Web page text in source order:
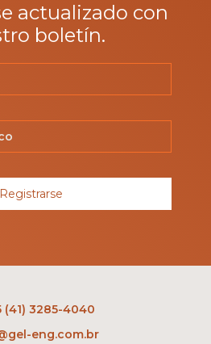
actualizado con
boletín.
Registrarse
(41) 3285-4040
eng.com.br